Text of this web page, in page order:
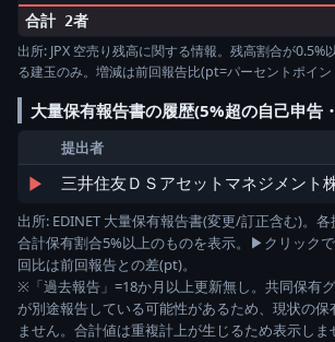
合計 2者
出所: JPX 空売り残高に関する情報。残高割合が0.5%
る建玉のみ。増減は前回報告比(pt=パーセントポイン
大量保有報告書の履歴(5%超の自己申告
提出者
▶ 三井住友ＤＳアセットマネジメント
出所: EDINET 大量保有報告書(変更/訂正含む)。
合計保有割合5%以上のものを表示。▶クリック
回比は前回報告との差(pt)。
※「過去報告」=18か月以上更新無し。共同保有
が別途報告している可能性があるため、現状の保
ません。合計値は重複計上が生じるため表示しま